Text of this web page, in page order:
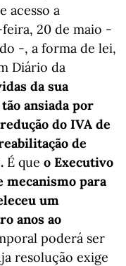
acesso a
20 de maio -
-, a forma de lei,
Diário da
da sua
ansiada por
do IVA de
de
É que o Executivo
mecanismo para
um
anos ao
poderá ser
resolução exige